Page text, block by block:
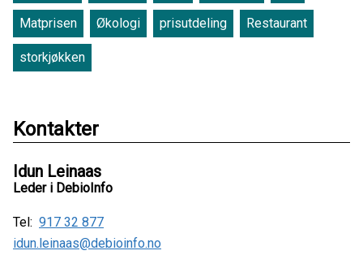
Matprisen Økologi prisutdeling Restaurant
storkjøkken
Kontakter
Idun Leinaas
Leder i DebioInfo
Tel: 917 32 877
idun.leinaas@debioinfo.no